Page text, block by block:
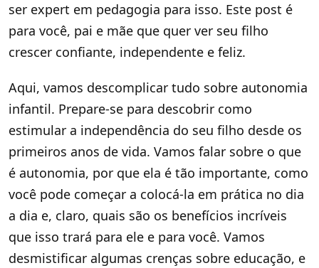
ser expert em pedagogia para isso. Este post é
para você, pai e mãe que quer ver seu filho
crescer confiante, independente e feliz.
Aqui, vamos descomplicar tudo sobre autonomia
infantil. Prepare-se para descobrir como
estimular a independência do seu filho desde os
primeiros anos de vida. Vamos falar sobre o que
é autonomia, por que ela é tão importante, como
você pode começar a colocá-la em prática no dia
a dia e, claro, quais são os benefícios incríveis
que isso trará para ele e para você. Vamos
desmistificar algumas crenças sobre educação, e